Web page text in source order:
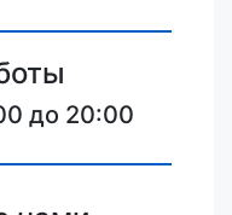
до 20:00